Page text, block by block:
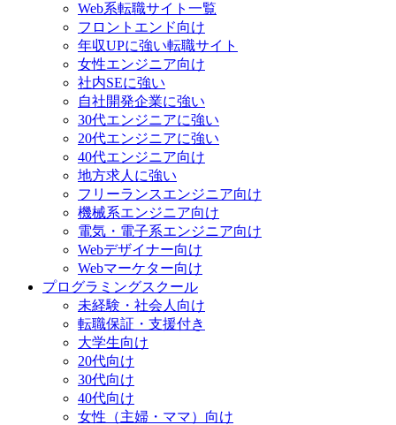
Web系転職サイト一覧
フロントエンド向け
年収UPに強い転職サイト
女性エンジニア向け
社内SEに強い
自社開発企業に強い
30代エンジニアに強い
20代エンジニアに強い
40代エンジニア向け
地方求人に強い
フリーランスエンジニア向け
機械系エンジニア向け
電気・電子系エンジニア向け
Webデザイナー向け
Webマーケター向け
プログラミングスクール
未経験・社会人向け
転職保証・支援付き
大学生向け
20代向け
30代向け
40代向け
女性（主婦・ママ）向け